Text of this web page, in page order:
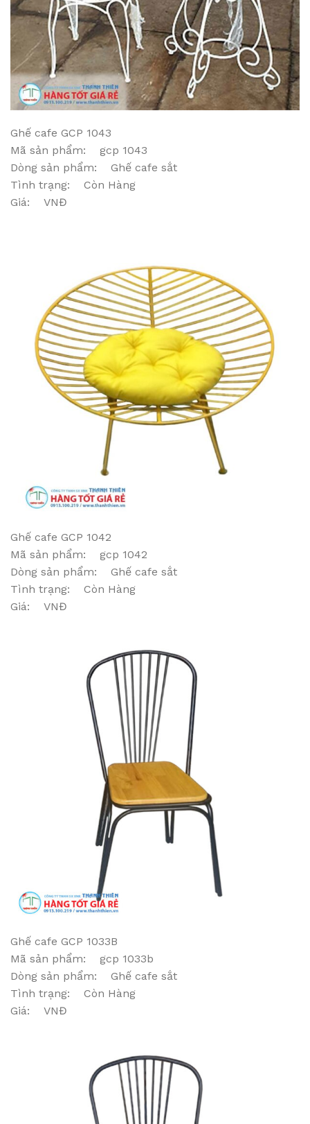
Ghế cafe GCP 1043
Mã sản phẩm: gcp 1043
Dòng sản phẩm: Ghế cafe sắt
Tình trạng: Còn Hàng
Giá: VNĐ
Ghế cafe GCP 1042
Mã sản phẩm: gcp 1042
Dòng sản phẩm: Ghế cafe sắt
Tình trạng: Còn Hàng
Giá: VNĐ
Ghế cafe GCP 1033B
Mã sản phẩm: gcp 1033b
Dòng sản phẩm: Ghế cafe sắt
Tình trạng: Còn Hàng
Giá: VNĐ